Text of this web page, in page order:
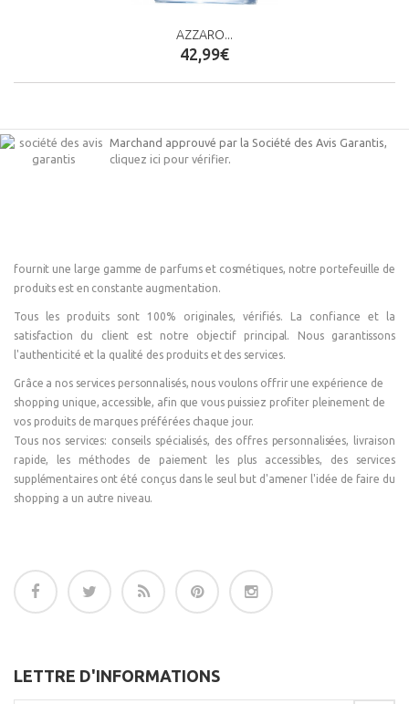
AZZARO...
42,99€
Marchand approuvé par la Société des Avis Garantis,
cliquez ici pour vérifier.
fournit une large gamme de parfums et cosmétiques, notre portefeuille de
produits est en constante augmentation.
Tous les produits sont 100% originales, vérifiés. La confiance et la
satisfaction du client est notre objectif principal. Nous garantissons
l'authenticité et la qualité des produits et des services.
Grâce a nos services personnalisés, nous voulons offrir une expérience de
shopping unique, accessible, afin que vous puissiez profiter pleinement de
vos produits de marques préférées chaque jour.
Tous nos services: conseils spécialisés, des offres personnalisées, livraison
rapide, les méthodes de paiement les plus accessibles, des services
supplémentaires ont été conçus dans le seul but d'amener l'idée de faire du
shopping a un autre niveau.
LETTRE D'INFORMATIONS